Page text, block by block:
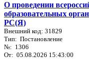
О проведении
образовательных
РС(Я)
Внешний код: 31829
Тип: Постановление
№: 1306
От: 05.08.2026 15:43:00